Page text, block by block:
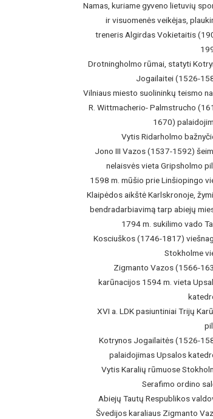
Namas, kuriame gyveno lietuvių
ir visuomenės veikėjas,
treneris Algirdas Vokietaitis
Drotningholmo rūmai, statyti
Jogailaitei (1526-
Vilniaus miesto suolininkų teismo
R. Wittmacherio- Palmstrucho
1670)
Vytis Ridarholmo
Jono III Vazos (1537-1592)
nelaisvės vieta Gripsholmo
1598 m. mūšio prie Linšiopingo
Klaipėdos aikštė Karlskronoje,
bendradarbiavimą tarp abiejų
1794 m. sukilimo vado
Kosciuškos (1746-1817)
Stokholme
Zigmanto Vazos (1566-
karūnacijos 1594 m. vieta
XVI a. LDK pasiuntiniai Trijų
Kotrynos Jogailaitės (1526-
palaidojimas Upsalos
Vytis Karalių rūmuose
Serafimo ordino
Abiejų Tautų Respublikos
Švedijos karaliaus Zigmanto